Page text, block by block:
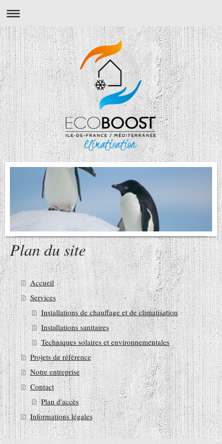
Plan du site
Accueil
Services
Installations de chauffage et de climatisation
Installations sanitaires
Techniques solaires et environnementales
Projets de référence
Notre entreprise
Contact
Plan d'accès
Informations légales